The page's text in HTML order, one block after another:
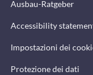
Ausbau-Ratgeber
Accessibility
Impostazioni dei
Protezione dei dati